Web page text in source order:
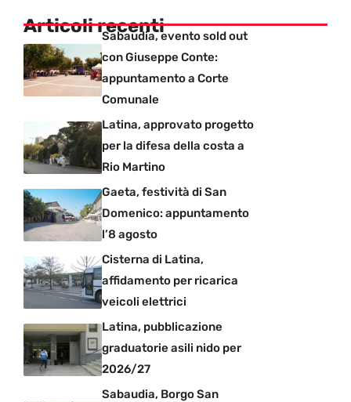
Articoli recentiSabaudia, evento sold out
con Giuseppe Conte:
appuntamento a Corte
Comunale
Latina, approvato progetto
per la difesa della costa a
Rio Martino
Gaeta, festività di San
Domenico: appuntamento
l’8 agosto
Cisterna di Latina,
affidamento per ricarica
veicoli elettrici
Latina, pubblicazione
graduatorie asili nido per
2026/27
Sabaudia, Borgo San